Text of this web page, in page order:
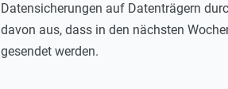
Datensicherungen auf Datenträgern
davon aus, dass in den nächsten
gesendet werden.